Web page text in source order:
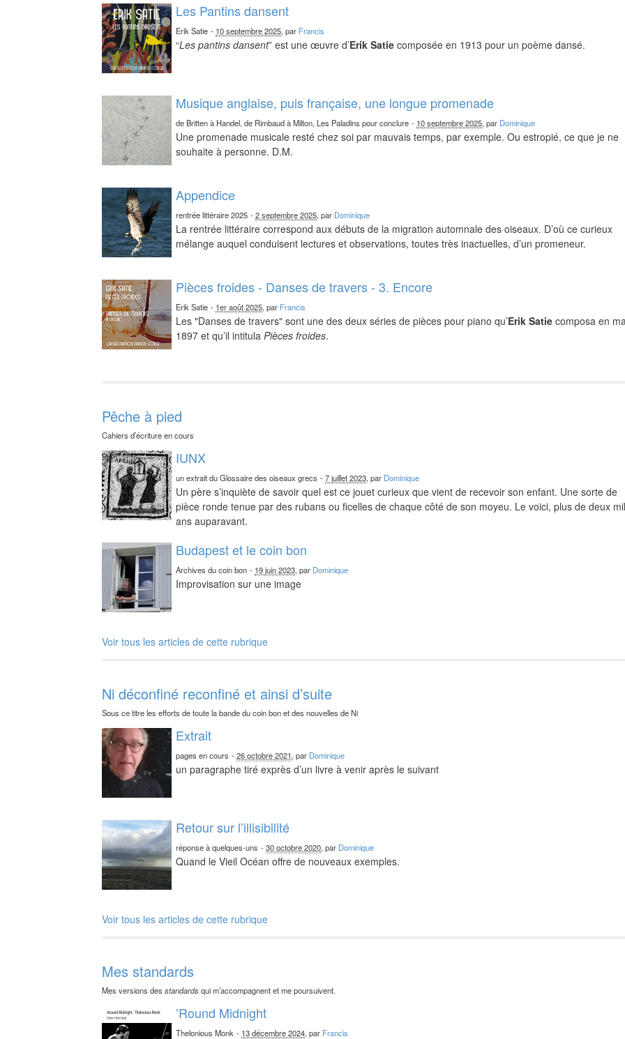
Les Pantins dansent
Erik Satie - 10 septembre 2025, par Francis
“Les pantins dansent” est une œuvre d’Erik Satie composée en 1913 pour un poème dansé.
Musique anglaise, puis française, une longue promenade
de Britten à Handel, de Rimbaud à Milton, Les Paladins pour conclure - 10 septembre 2025, par Dominique
Une promenade musicale resté chez soi par mauvais temps, par exemple. Ou estropié, ce que je ne
souhaite à personne. D.M.
Appendice
rentrée littéraire 2025 -2 septembre 2025, par Dominique
La rentrée littéraire correspond aux débuts de la migration automnale des oiseaux. D’où ce curieux
mélange auquel conduisent lectures et observations, toutes très inactuelles, d’un promeneur.
Pièces froides - Danses de travers - 3. Encore
Erik Satie - 1er août 2025, par Francis
Les "Danses de travers" sont une des deux séries de pièces pour piano qu’Erik Satie composa en
1897 et qu’il intitulaPièces froides.
Pêche à pied
Cahiers d’écriture en cours
IUNX
un extrait du Glossaire des oiseaux grecs -7 juillet 2023, par Dominique
Un père s’inquiète de savoir quel est ce jouet curieux que vient de recevoir son enfant. Une sorte de
pièce ronde tenue par des rubans ou ficelles de chaque côté de son moyeu. Le voici, plus de deux
ans auparavant.
Budapest et le coin bon
Archives du coin bon - 19 juin 2023, par Dominique
Improvisation sur une image
Voir tous les articles de cette rubrique
Ni déconfiné reconfiné et ainsi d’suite
Sous ce titre les efforts de toute la bande du coin bon et des nouvelles de Ni
Extrait
pages en cours -26 octobre 2021, par Dominique
un paragraphe tiré exprès d’un livre à venir après le suivant
Retour sur l’illisibilité
réponse à quelques-uns -30 octobre 2020, par Dominique
Quand le Vieil Océan offre de nouveaux exemples.
Voir tous les articles de cette rubrique
Mes standards
Mes versions desstandardsqui m’accompagnent et me poursuivent.
’Round Midnight
Thelonious Monk - 13 décembre 2024, par Francis